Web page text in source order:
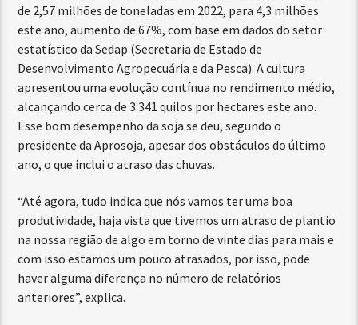
de 2,57 milhões de toneladas em 2022, para 4,3 milhões
este ano, aumento de 67%, com base em dados do setor
estatístico da Sedap (Secretaria de Estado de
Desenvolvimento Agropecuária e da Pesca). A cultura
apresentou uma evolução contínua no rendimento médio,
alcançando cerca de 3.341 quilos por hectares este ano.
Esse bom desempenho da soja se deu, segundo o
presidente da Aprosoja, apesar dos obstáculos do último
ano, o que inclui o atraso das chuvas.
“Até agora, tudo indica que nós vamos ter uma boa
produtividade, haja vista que tivemos um atraso de plantio
na nossa região de algo em torno de vinte dias para mais e
com isso estamos um pouco atrasados, por isso, pode
haver alguma diferença no número de relatórios
anteriores”, explica.